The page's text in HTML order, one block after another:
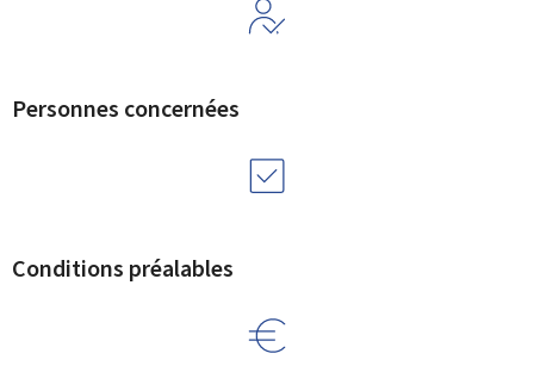
Personnes concernées
Conditions préalables